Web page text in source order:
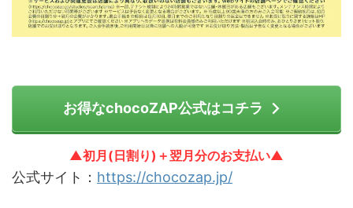
お得なchocoZAP公式はコチラ
▲初月(日割り)＋翌月分のお支払い▲
公式サイト： https://chocozap.jp/